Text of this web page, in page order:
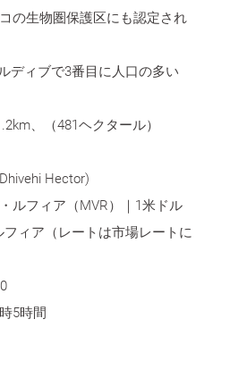
の生物圏保護区にも認定され
ディブで3番目に人口の多い
、（481ヘクタール）
Hector)
ルフィア（MVR）｜1米ドル
フィア（レートは市場レートに
5時間